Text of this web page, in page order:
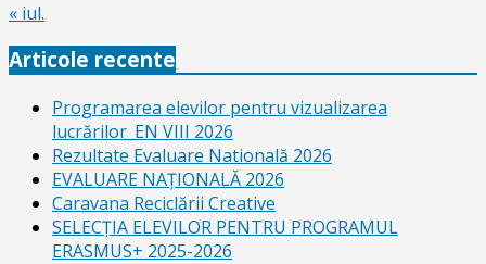
« iul.
Articole recente
Programarea elevilor pentru vizualizarea
lucrărilor_EN VIII 2026
Rezultate Evaluare Natională 2026
EVALUARE NAŢIONALĂ 2026
Caravana Reciclării Creative
SELECŢIA ELEVILOR PENTRU PROGRAMUL
ERASMUS+ 2025-2026